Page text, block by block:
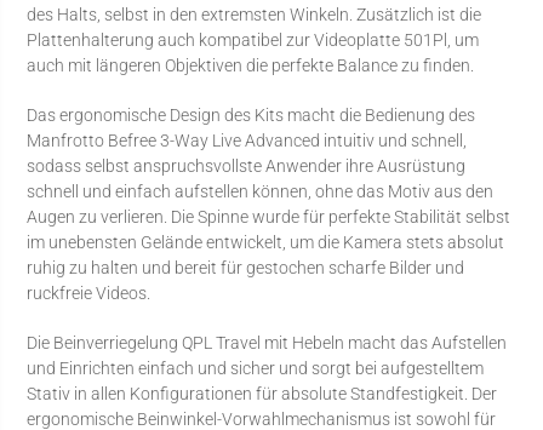
des Halts, selbst in den extremsten Winkeln. Zusätzlich ist die
Plattenhalterung auch kompatibel zur Videoplatte 501Pl, um
auch mit längeren Objektiven die perfekte Balance zu finden.
Das ergonomische Design des Kits macht die Bedienung des
Manfrotto Befree 3-Way Live Advanced intuitiv und schnell,
sodass selbst anspruchsvollste Anwender ihre Ausrüstung
schnell und einfach aufstellen können, ohne das Motiv aus den
Augen zu verlieren. Die Spinne wurde für perfekte Stabilität selbst
im unebensten Gelände entwickelt, um die Kamera stets absolut
ruhig zu halten und bereit für gestochen scharfe Bilder und
ruckfreie Videos.
Die Beinverriegelung QPL Travel mit Hebeln macht das Aufstellen
und Einrichten einfach und sicher und sorgt bei aufgestelltem
Stativ in allen Konfigurationen für absolute Standfestigkeit. Der
ergonomische Beinwinkel-Vorwahlmechanismus ist sowohl für